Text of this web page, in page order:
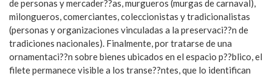
de personas y mercader??as, murgueros (murgas de carnaval),
milongueros, comerciantes, coleccionistas y tradicionalistas
(personas y organizaciones vinculadas a la preservaci??n de
tradiciones nacionales). Finalmente, por tratarse de una
ornamentaci??n sobre bienes ubicados en el espacio p??blico, el
filete permanece visible a los transe??ntes, que lo identifican